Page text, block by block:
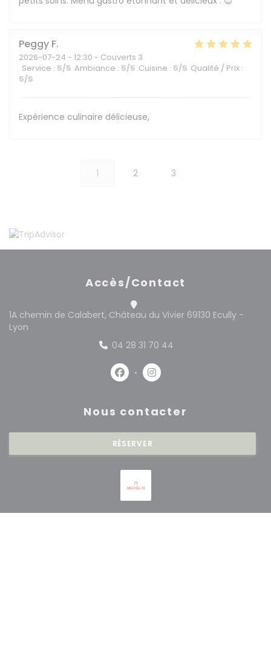
Peggy F
2026-07-24 - 12:30 - Couverts 3
Service : 5/5 Ambiance : 5/5 Cuisine : 5/5 Qualité / Prix :
5/5
Expérience culinaire délicieuse,
1 2 3
Accès/Contact
1A chemin de Calabert, Château du Vivier 69130 Ecully -
Lyon
04 28 31 70 44
Facebook ((ouvre une
Instagram ((ouvre une
Nous contacter
RÉSERVER